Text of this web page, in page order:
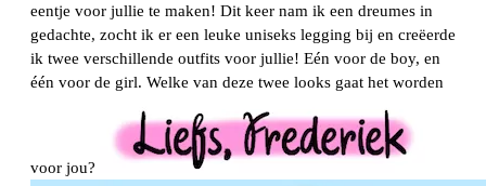
eentje voor jullie te maken! Dit keer nam ik een dreumes in
gedachte, zocht ik er een leuke uniseks legging bij en creëerde
ik twee verschillende outfits voor jullie! Eén voor de boy, en
één voor de girl. Welke van deze twee looks gaat het worden
voor jou?